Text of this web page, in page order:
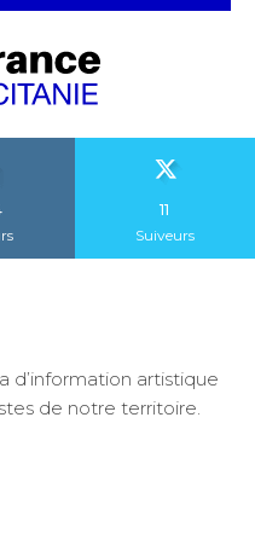
11
Suiveurs
d’information artistique
de notre territoire.